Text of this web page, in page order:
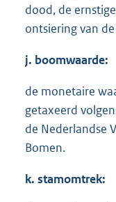
dood, de
ontsiering van
j. boomwaarde:
de monetaire
getaxeerd
de Nederlandse
Bomen.
k. stamomtrek: